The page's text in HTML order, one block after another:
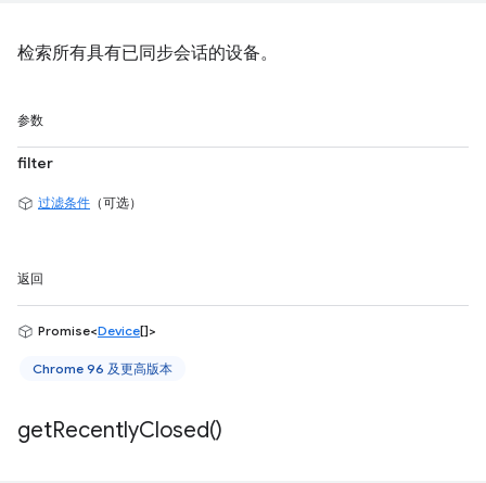
检索所有具有已同步会话的设备。
参数
filter
过滤条件 （可选）
返回
Promise<Device[]>
Chrome 96 及更高版本
getRecentlyClosed()